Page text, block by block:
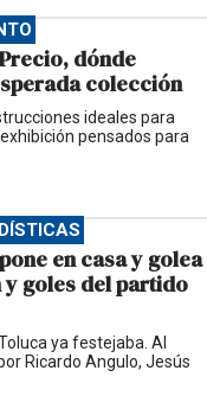
dónde
colección
ideales para
pensados para
en casa y golea
y goles del partido
ya festejaba. Al
Ricardo Angulo, Jesús